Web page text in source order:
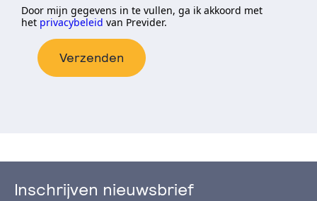
Door mijn gegevens in te vullen, ga ik akkoord met
het privacybeleid van Previder.
Verzenden
Inschrijven nieuwsbrief